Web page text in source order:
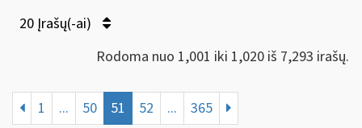
20 Įrašų(-ai)
Rodoma nuo 1,001 iki 1,020 iš 7,293 irašų.
1 ... 50 51 52 ... 365